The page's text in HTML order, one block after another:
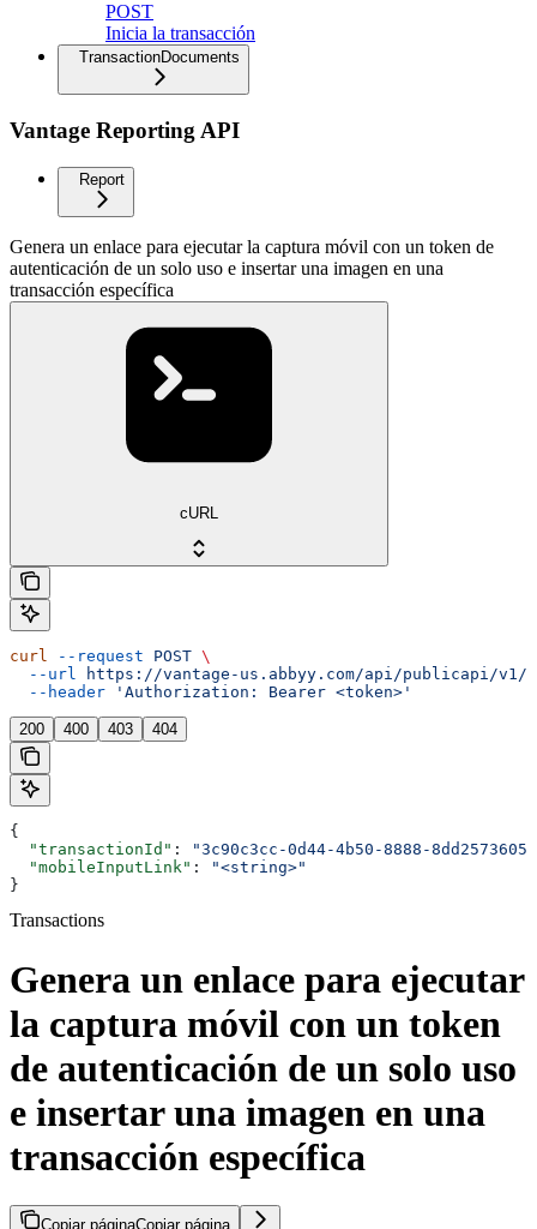
POST
Inicia la transacción
TransactionDocuments
Vantage Reporting API
Report
Genera un enlace para ejecutar la captura móvil con un token de
autenticación de un solo uso e insertar una imagen en una
transacción específica
cURL
curl --request POST \
  --url
https://vantage-us.abbyy.com/api/publicapi/
  --header
'Authorization: Bearer <token>'
200 400 403 404
{
  "transactionId"
:
"3c90c3cc-0d44-4b50-8888-
  "mobileInputLink"
:
"<string>"
}
Transactions
Genera un enlace para ejecutar
la captura móvil con un token
de autenticación de un solo uso
e insertar una imagen en una
transacción específica
Copiar páginaCopiar página